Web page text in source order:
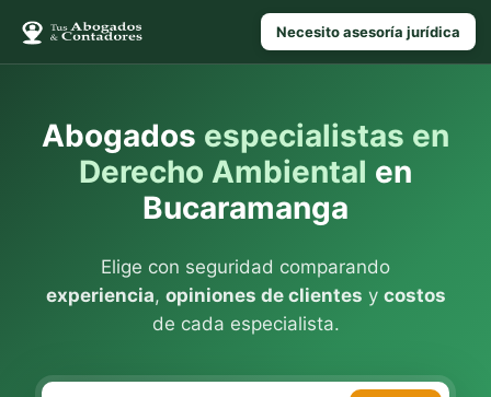
Necesito asesoría jurídica
Abogados especialistas en
Derecho Ambiental en
Bucaramanga
Elige con seguridad comparando
experiencia, opiniones de clientes y costos
de cada especialista.